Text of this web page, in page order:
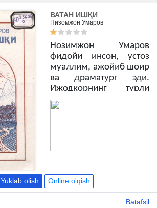
ВАТАН ИШҚИ
Низомжон Умаров
Нозимжон Умаров
фидойи инсон, устоз
муаллим, ажойиб шоир
ва драматург эди.
Ижодкорнинг турли
мавзу, турли жанрдаги
асарларидан тузилган
умиддамиз.
Yuklab olish Online o'qish
Batafsil